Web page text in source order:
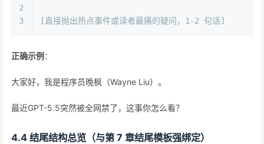
2
3
[直接抛出热点事件或读者最痛的疑问，1-2 句话]
正确示例 ：
大家好，我是程序员晚枫（Wayne Liu）。
最近GPT-5.5突然被全网禁了，这事你怎么看？
4.4 结尾结构总览（与第 7 章结尾模板强绑定）